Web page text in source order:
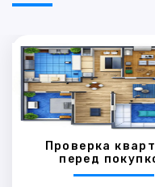
Проверка
перед